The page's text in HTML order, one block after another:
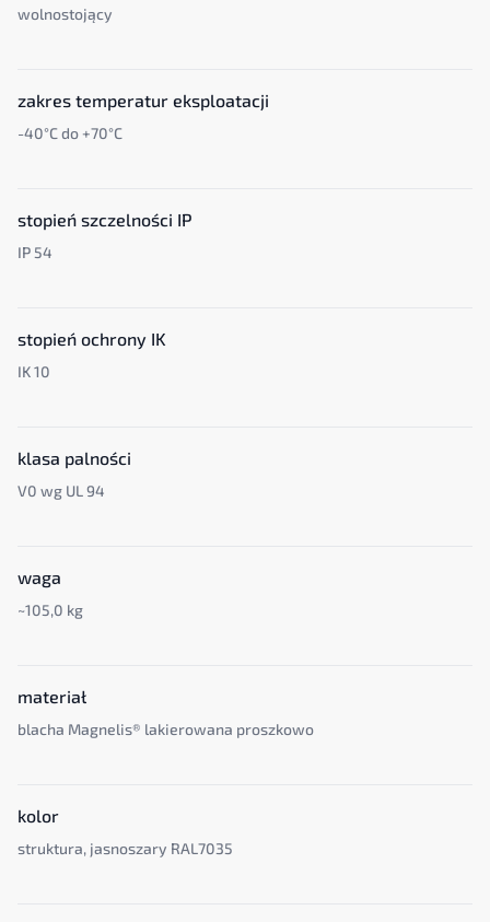
wolnostojący
zakres temperatur eksploatacji
-40°C do +70°C
stopień szczelności IP
IP 54
stopień ochrony IK
IK 10
klasa palności
V0 wg UL 94
waga
~105,0 kg
materiał
blacha Magnelis® lakierowana proszkowo
kolor
struktura, jasnoszary RAL7035